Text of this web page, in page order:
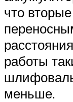
что
работы
меньше.